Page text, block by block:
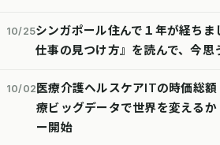
10/25シンガポール住んで１年が経ちま
仕事の見つけ方』を読んで、今思
10/02医療介護ヘルスケアITの時価総
療ビッグデータで世界を変える
ー開始